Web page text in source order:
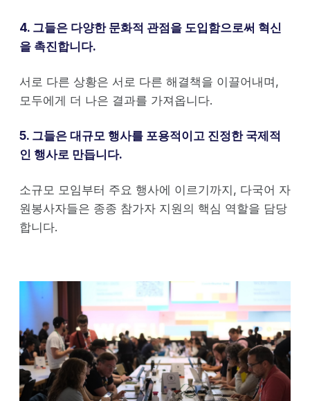
4. 그들은 다양한 문화적 관점을 도입함으로써 혁신
을 촉진합니다.
서로 다른 상황은 서로 다른 해결책을 이끌어내며,
모두에게 더 나은 결과를 가져옵니다.
5. 그들은 대규모 행사를 포용적이고 진정한 국제적
인 행사로 만듭니다.
소규모 모임부터 주요 행사에 이르기까지, 다국어 자
원봉사자들은 종종 참가자 지원의 핵심 역할을 담당
합니다.